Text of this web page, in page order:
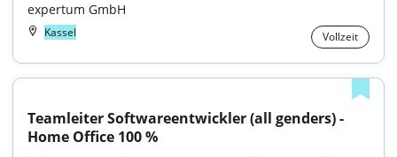
expertum GmbH
Kassel Vollzeit
Teamleiter Softwareentwickler (all genders) -
Home Office 100 %